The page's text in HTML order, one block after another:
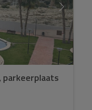
parkeerplaats